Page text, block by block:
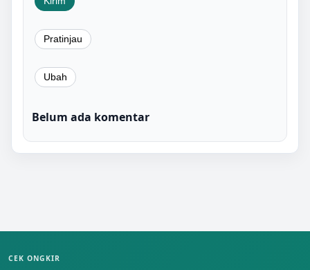
Belum ada komentar
CEK ONGKIR